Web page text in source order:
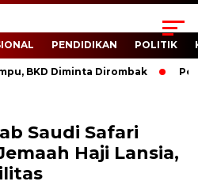
PENDIDIKAN POLITIK
Diminta Dirombak
Saudi Safari
Haji Lansia,